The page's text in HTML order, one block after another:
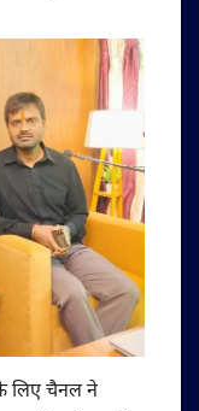
लिए चैनल ने